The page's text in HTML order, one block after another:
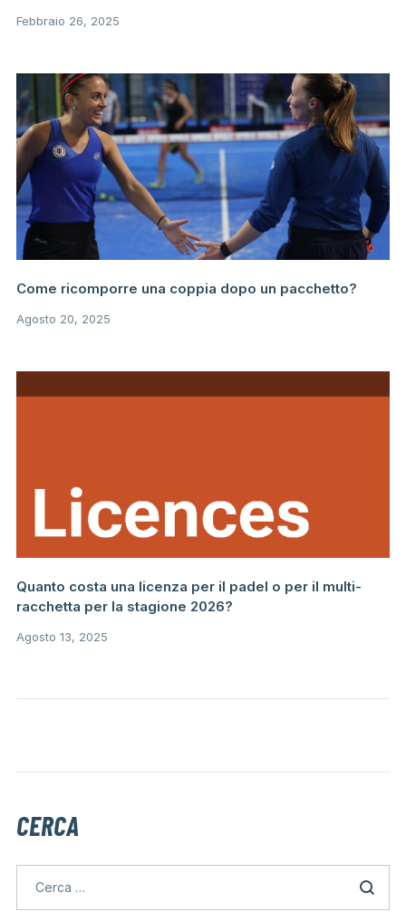
Febbraio 26, 2025
Come ricomporre una coppia dopo un pacchetto?
Agosto 20, 2025
Quanto costa una licenza per il padel o per il multi-
racchetta per la stagione 2026?
Agosto 13, 2025
CERCA